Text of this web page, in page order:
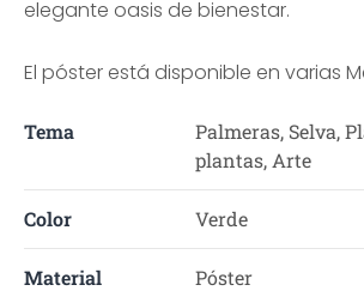
elegante oasis de bienestar.
El póster está disponible en varias
Tema
Palmeras, Selva,
plantas, Arte
Color Verde
Material Póster